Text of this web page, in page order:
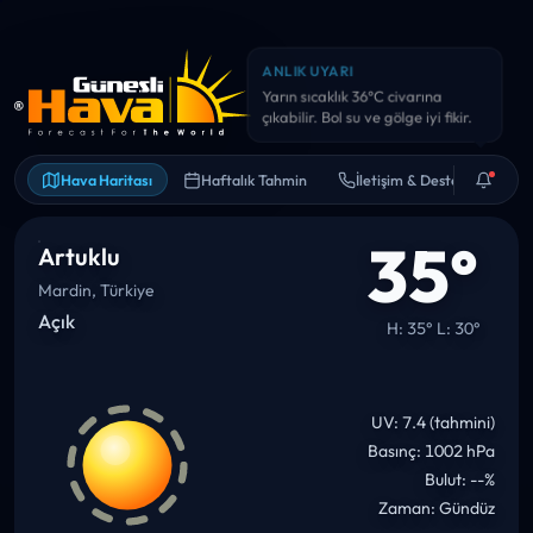
Hava Haritası Haftalık Tahmin İletişim & Destek
ANLIK UYARI
Yarın sıcaklık 36°C civarına
çıkabilir. Bol su ve gölge iyi fikir.
Artuklu
Mardin, Türkiye
Açık 35°
H: 35° L: 30°
UV: 7.4 (tahmini)
Basınç: 1002 hPa
Bulut: --%
Zaman: Gündüz